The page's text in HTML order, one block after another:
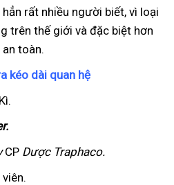
rất nhiều người biết, vì loại
trên thế giới và đặc biệt hơn
toàn.
kéo dài quan hệ
.
CP Dược Traphaco.